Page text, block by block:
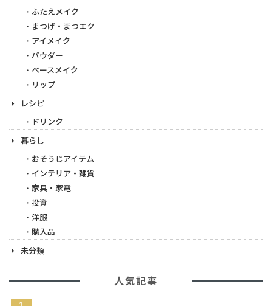
ふたえメイク
まつげ・まつエク
アイメイク
パウダー
ベースメイク
リップ
レシピ
ドリンク
暮らし
おそうじアイテム
インテリア・雑貨
家具・家電
投資
洋服
購入品
未分類
人気記事